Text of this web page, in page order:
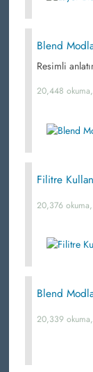
Blend
Resimli
20,448 okuma,
Filitre
20,376 okuma,
Blend
20,339 okuma,